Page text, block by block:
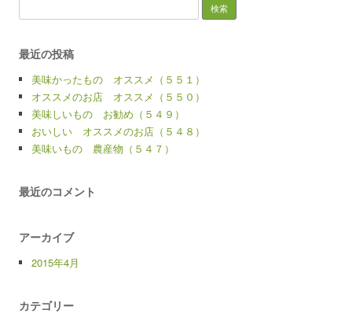
索:
最近の投稿
美味かったもの オススメ（５５１）
オススメのお店 オススメ（５５０）
美味しいもの お勧め（５４９）
おいしい オススメのお店（５４８）
美味いもの 農産物（５４７）
最近のコメント
アーカイブ
2015年4月
カテゴリー